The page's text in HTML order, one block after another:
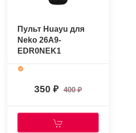
Пульт Huayu для
Neko 26A9-
EDR0NEK1
350 400